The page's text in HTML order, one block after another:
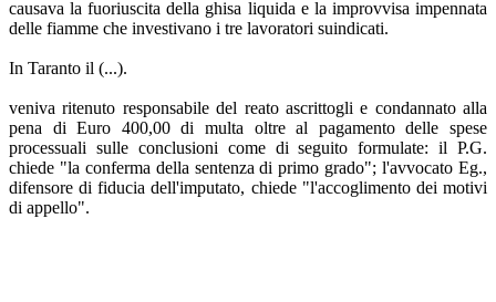
causava la fuoriuscita della ghisa liquida e la improvvisa impennata
delle fiamme che investivano i tre lavoratori suindicati.
In Taranto il (...).
veniva ritenuto responsabile del reato ascrittogli e condannato alla
pena di Euro 400,00 di multa oltre al pagamento delle spese
processuali sulle conclusioni come di seguito formulate: il P.G.
chiede "la conferma della sentenza di primo grado"; l'avvocato Eg.,
difensore di fiducia dell'imputato, chiede "l'accoglimento dei motivi
di appello".